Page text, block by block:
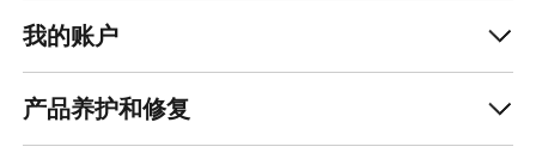
我的账户
产品养护和修复